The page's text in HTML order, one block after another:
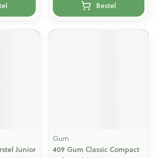
Bestel
Junior
Gum
409 Gum Classic Compact